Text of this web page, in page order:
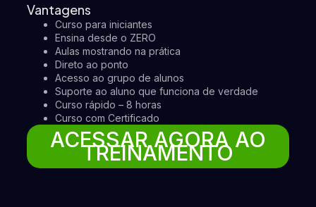
Vantagens
Curso para iniciantes
Ensina desde o ZERO
Aulas mostrando na prática
Direto ao ponto
Acesso ao grupo de alunos
Suporte ao aluno que funciona de verdade
Curso rápido – 8 horas
Curso com Certificado
ACESSAR AGORA AO
TREINAMENTO